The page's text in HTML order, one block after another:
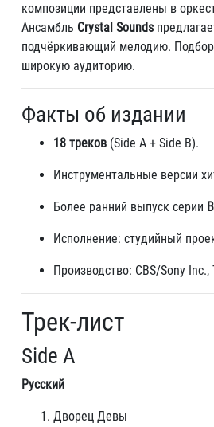
композиции представлены в
Ансамбль Crystal Sounds
подчёркивающий мелодию.
широкую аудиторию.
Факты об издании
18 треков (Side A + Side B).
Инструментальные версии
Более ранний выпуск серии
Исполнение: студийный
Производство: CBS/Sony Inc.,
Трек-лист
Side A
Русский
Дворец Девы